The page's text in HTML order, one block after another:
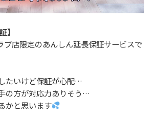
】
ブ店限定のあんしん延長保証サービスで
たいけど保証が心配…
の方が対応力ありそう…
かと思います